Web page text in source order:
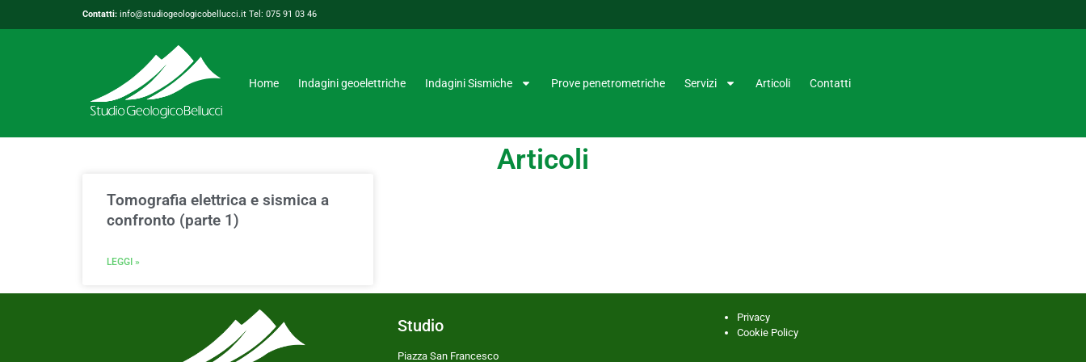
Contatti: info@studiogeologicobellucci.it Tel: 075 91 03 46
Home Indagini geoelettriche Indagini Sismiche Prove penetrometriche Servizi Articoli Contatti
Articoli
Tomografia elettrica e sismica a
confronto (parte 1)
LEGGI »
Studio
Piazza San Francesco
Privacy
Cookie Policy